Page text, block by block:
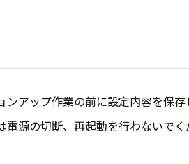
ンアップ作業の前に設定内容を保
電源の切断、再起動を行わないで